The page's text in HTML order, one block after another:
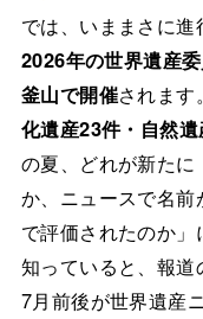
では、いままさに進
2026年の世界遺産
釜山で開催されます
化遺産23件・自然
の夏、どれが新た
か、ニュースで名
で評価されたのか
知っていると、報
7月前後が世界遺産